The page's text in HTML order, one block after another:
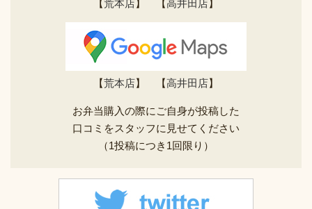
【荒本店】 【高井田店】
【荒本店】 【高井田店】
お弁当購入の際にご自身が投稿した
口コミをスタッフに見せてください
（1投稿につき1回限り）